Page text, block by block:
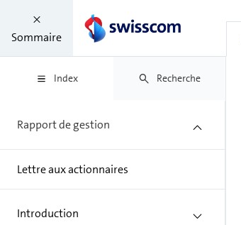
Sommaire
Index Recherche
Rapport de gestion
Lettre aux actionnaires
Introduction